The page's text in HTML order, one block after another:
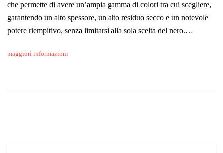
che permette di avere un’ampia gamma di colori tra cui scegliere,
garantendo un alto spessore, un alto residuo secco e un notevole
potere riempitivo, senza limitarsi alla sola scelta del nero.…
maggiori informazioni